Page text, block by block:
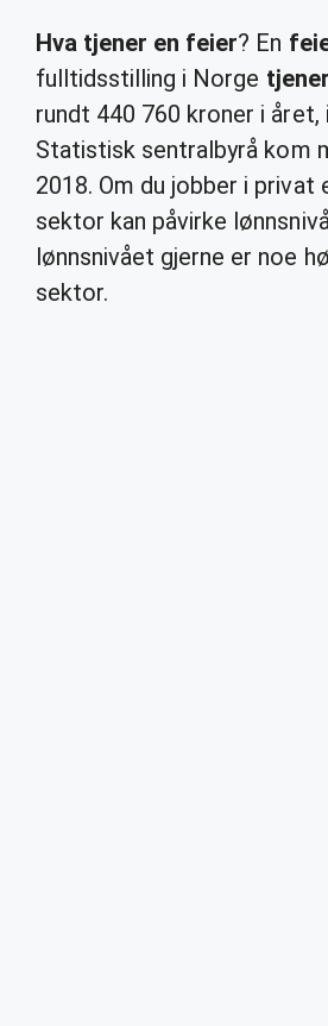
Hva tjener en feier? En
fulltidsstilling i Norge tjener
rundt 440 760 kroner i
Statistisk sentralbyrå kom
2018. Om du jobber i
sektor kan påvirke
lønnsnivået gjerne er noe
sektor.